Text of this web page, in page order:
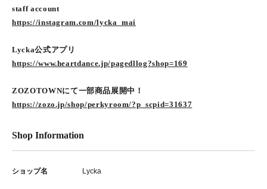
staff account
https://instagram.com/lycka_mai
Lycka公式アプリ
https://www.heartdance.jp/pagedllog?shop=169
ZOZOTOWNにて一部商品展開中！
https://zozo.jp/shop/perkyroom/?p_scpid=31637
Shop Information
ショップ名 Lycka